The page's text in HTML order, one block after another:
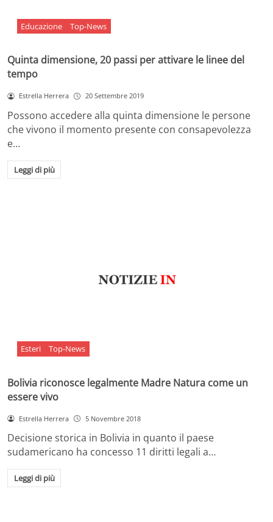
Educazione Top-News
Quinta dimensione, 20 passi per attivare le linee del
tempo
Estrella Herrera 20 Settembre 2019
Possono accedere alla quinta dimensione le persone
che vivono il momento presente con consapevolezza
e…
Leggi di più
Esteri Top-News
Bolivia riconosce legalmente Madre Natura come un
essere vivo
Estrella Herrera 5 Novembre 2018
Decisione storica in Bolivia in quanto il paese
sudamericano ha concesso 11 diritti legali a…
Leggi di più